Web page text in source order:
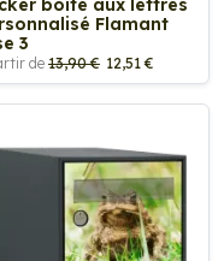
boîte aux lettres
Flamant
3
de 13,90 € 12,51 €